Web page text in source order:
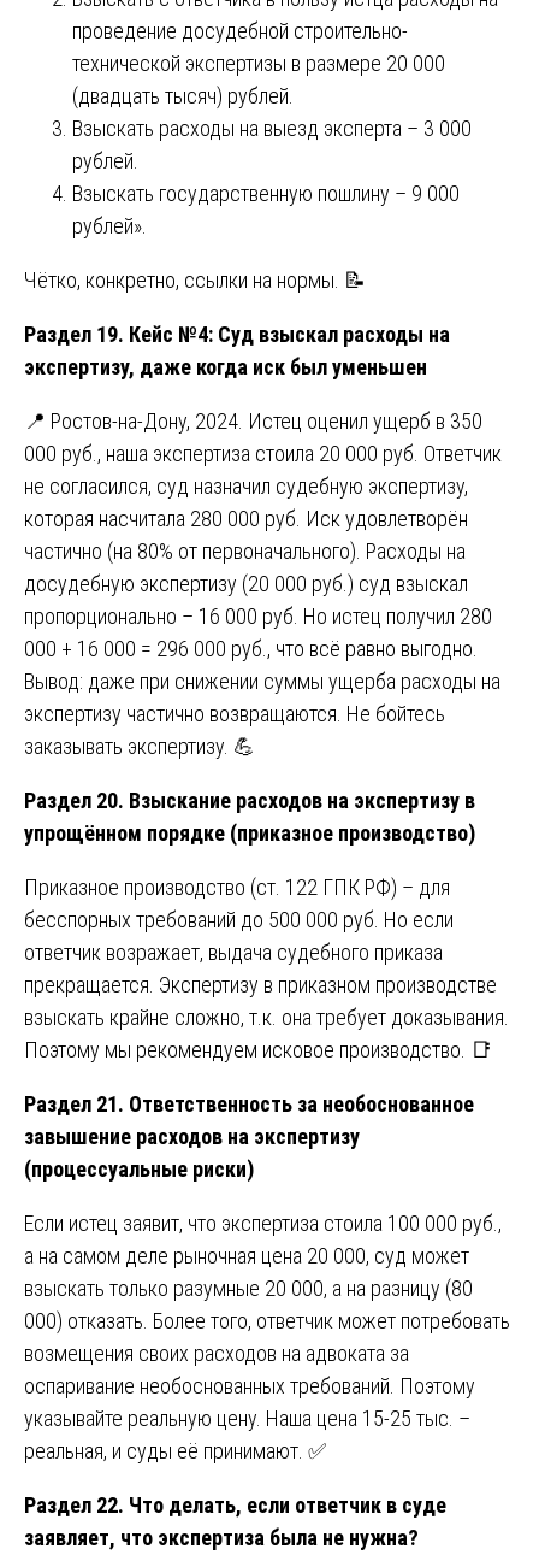
проведение досудебной строительно-
технической экспертизы в размере 20 000
(двадцать тысяч) рублей.
Взыскать расходы на выезд эксперта – 3 000
рублей.
Взыскать государственную пошлину – 9 000
рублей».
Чётко, конкретно, ссылки на нормы. 📝
Раздел 19. Кейс №4: Суд взыскал расходы на
экспертизу, даже когда иск был уменьшен
📍 Ростов-на-Дону, 2024. Истец оценил ущерб в 350
000 руб., наша экспертиза стоила 20 000 руб. Ответчик
не согласился, суд назначил судебную экспертизу,
которая насчитала 280 000 руб. Иск удовлетворён
частично (на 80% от первоначального). Расходы на
досудебную экспертизу (20 000 руб.) суд взыскал
пропорционально – 16 000 руб. Но истец получил 280
000 + 16 000 = 296 000 руб., что всё равно выгодно.
Вывод: даже при снижении суммы ущерба расходы на
экспертизу частично возвращаются. Не бойтесь
заказывать экспертизу. 💪
Раздел 20. Взыскание расходов на экспертизу в
упрощённом порядке (приказное производство)
Приказное производство (ст. 122 ГПК РФ) – для
бесспорных требований до 500 000 руб. Но если
ответчик возражает, выдача судебного приказа
прекращается. Экспертизу в приказном производстве
взыскать крайне сложно, т.к. она требует доказывания.
Поэтому мы рекомендуем исковое производство. 📑
Раздел 21. Ответственность за необоснованное
завышение расходов на экспертизу
(процессуальные риски)
Если истец заявит, что экспертиза стоила 100 000 руб.,
а на самом деле рыночная цена 20 000, суд может
взыскать только разумные 20 000, а на разницу (80
000) отказать. Более того, ответчик может потребовать
возмещения своих расходов на адвоката за
оспаривание необоснованных требований. Поэтому
указывайте реальную цену. Наша цена 15-25 тыс. –
реальная, и суды её принимают. ✅
Раздел 22. Что делать, если ответчик в суде
заявляет, что экспертиза была не нужна?